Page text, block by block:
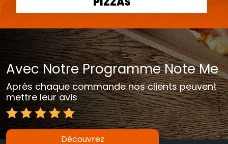
Avec Notre Programme Note Me
Après chaque commande nos clients peuvent
mettre leur avis
Découvrez